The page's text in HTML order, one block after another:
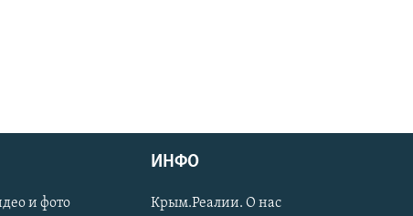
и фото
ИНФО
Крым.Реалии. О нас